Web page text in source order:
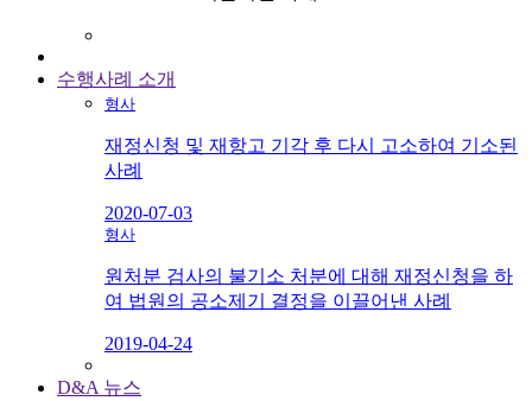
수행사례 소개
형사
재정신청 및 재항고 기각 후 다시 고소하여 기소된
사례
2020-07-03
형사
원처분 검사의 불기소 처분에 대해 재정신청을 하
여 법원의 공소제기 결정을 이끌어낸 사례
2019-04-24
D&A 뉴스